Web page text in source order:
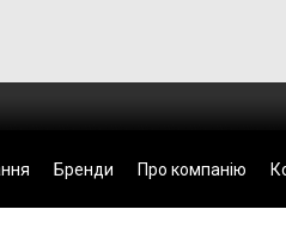
Бренди Про компанію